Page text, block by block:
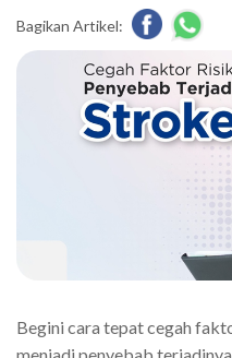
Bagikan Artikel:
Begini cara tepat cegah